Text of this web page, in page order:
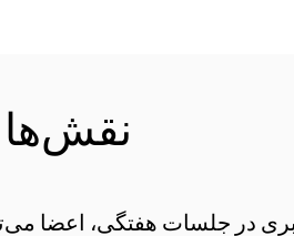
نقش‌ها
در جلسات هفتگی، اعضا